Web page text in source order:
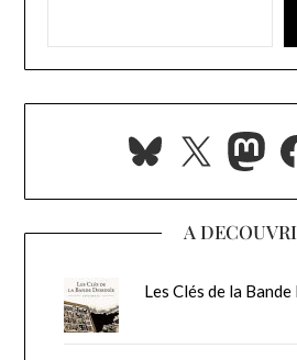
Bluesky
X
A
Les Clés de la